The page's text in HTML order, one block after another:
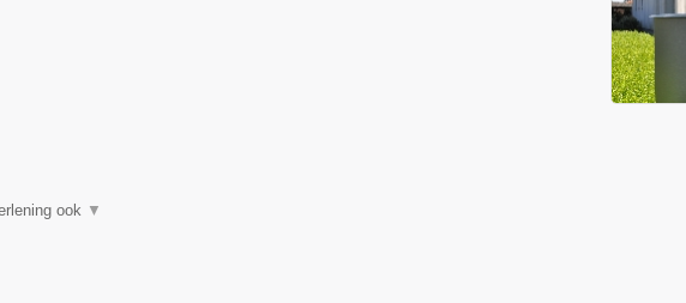
ook ▼